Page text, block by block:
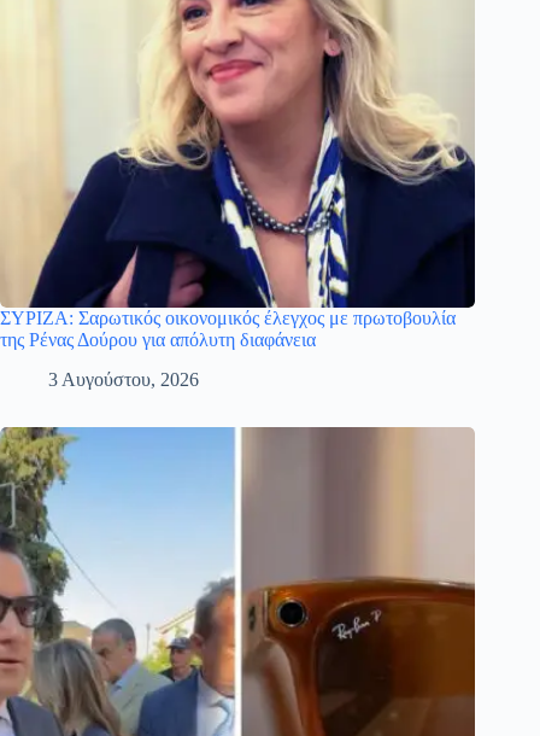
ΣΥΡΙΖΑ: Σαρωτικός οικονομικός έλεγχος με πρωτοβουλία
της Ρένας Δούρου για απόλυτη διαφάνεια
3 Αυγούστου, 2026